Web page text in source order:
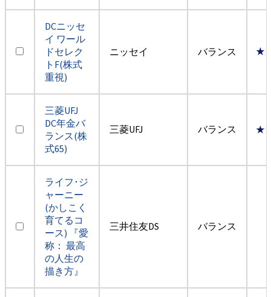
DCニッセ
イ ワール
ドセレク
トF(株式
重視)
ニッセイ バランス
三菱UFJ
DC年金バ
ランス(株
式65)
三菱UFJ バランス
ライフ･ジ
ャーニー
(かしこく
育てるコ
ース) 『愛
称： 最高
の人生の
描き方』
三井住友DS バランス